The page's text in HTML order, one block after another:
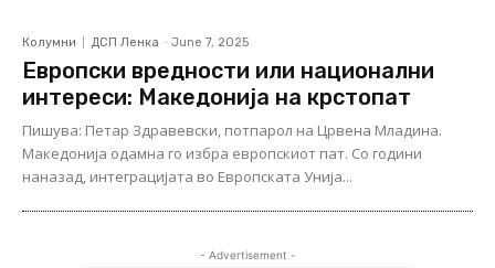
Колумни ДСП Ленка - June 7, 2025
Европски вредности или национални
интереси: Македонија на крстопат
Пишува: Петар Здравевски, потпарол на Црвена Младина.
Македонија одамна го избра европскиот пат. Со години
наназад, интеграцијата во Европската Унија...
- Advertisement -